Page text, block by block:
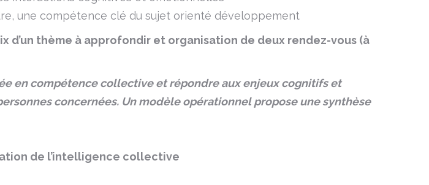
une compétence clé du sujet orienté développement
d’un thème à approfondir et organisation de deux rendez-vous (à
en compétence collective et répondre aux enjeux cognitifs et
concernées. Un modèle opérationnel propose une synthèse
de l’intelligence collective